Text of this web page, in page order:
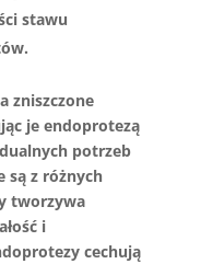
stawu
zniszczone
je endoprotezą
potrzeb
są z różnych
tworzywa
i
cechują